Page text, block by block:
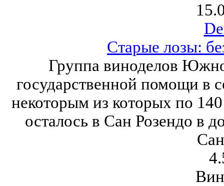
Старые лозы:
Группа виноделов
государственной помощи в
некоторым из которых по 140
осталось в Сан Розендо в